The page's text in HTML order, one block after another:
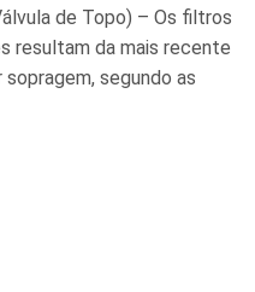
de Topo) – Os filtros
resultam da mais recente
segundo as